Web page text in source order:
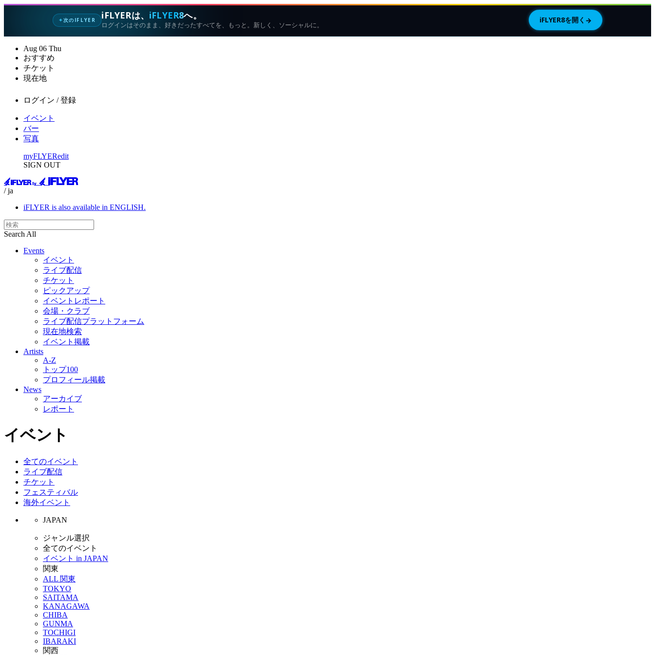
✦次のIFLYER iFLYERは、 iFLYER8へ。
ログインはそのまま、好きだったすべてを、もっと。新しく、ソーシャルに。
iFLYER8を開く →
Aug 06 Thu
おすすめ
チケット
現在地
ログイン / 登録
イベント
バー
写真
myFLYERedit
SIGN OUT
/ ja
iFLYER is also available in ENGLISH.
Search All
Events
イベント
ライブ配信
チケット
ピックアップ
イベントレポート
会場・クラブ
ライブ配信プラットフォーム
現在地検索
イベント掲載
Artists
A-Z
トップ100
プロフィール掲載
News
アーカイブ
レポート
イベント
全てのイベント
ライブ配信
チケット
フェスティバル
海外イベント
JAPAN
ジャンル選択
全てのイベント
イベント in JAPAN
関東
ALL 関東
TOKYO
SAITAMA
KANAGAWA
CHIBA
GUNMA
TOCHIGI
IBARAKI
関西